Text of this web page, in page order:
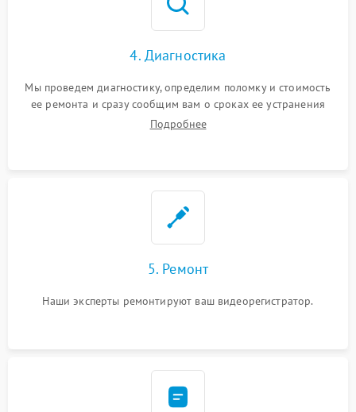
4. Диагностика
Мы проведем диагностику, определим поломку и стоимость
ее ремонта и сразу сообщим вам о сроках ее устранения
Подробнее
5. Ремонт
Наши эксперты ремонтируют ваш видеорегистратор.